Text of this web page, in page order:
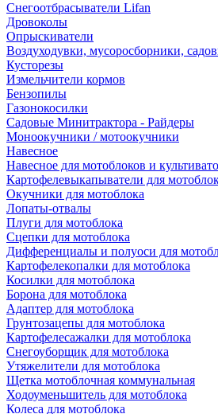
Снегоотбрасыватели Lifan
Дровоколы
Опрыскиватели
Воздуходувки, мусоросборники,
Кусторезы
Измельчители кормов
Бензопилы
Газонокосилки
Садовые Минитрактора - Райдеры
Моноокучники / мотоокучники
Навесное
Навесное для мотоблоков и
Картофелевыкапыватели для
Окучники для мотоблока
Лопаты-отвалы
Плуги для мотоблока
Сцепки для мотоблока
Дифференциалы и полуоси для
Картофелекопалки для мотоблока
Косилки для мотоблока
Борона для мотоблока
Адаптер для мотоблока
Грунтозацепы для мотоблока
Картофелесажалки для мотоблока
Снегоуборщик для мотоблока
Утяжелители для мотоблока
Щетка мотоблочная коммунальная
Ходоуменьшитель для мотоблока
Колеса для мотоблока